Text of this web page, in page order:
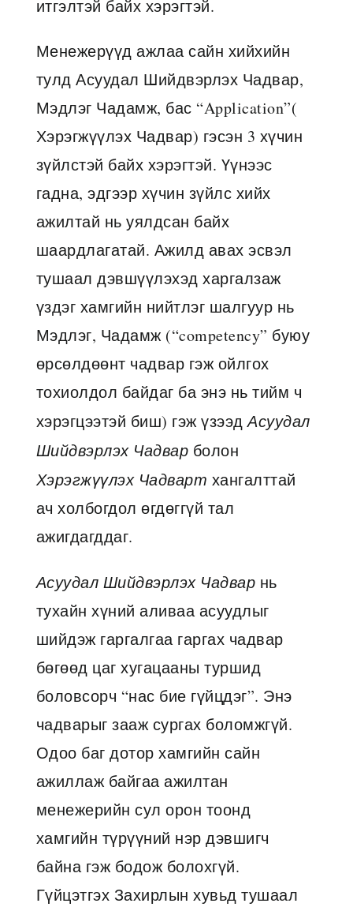
итгэлтэй байх хэрэгтэй.
Менежерүүд ажлаа сайн хийхийн
тулд Асуудал Шийдвэрлэх Чадвар,
Мэдлэг Чадамж, бас “Application”(
Хэрэгжүүлэх Чадвар) гэсэн 3 хүчин
зүйлстэй байх хэрэгтэй. Үүнээс
гадна, эдгээр хүчин зүйлс хийх
ажилтай нь уялдсан байх
шаардлагатай. Ажилд авах эсвэл
тушаал дэвшүүлэхэд харгалзаж
үздэг хамгийн нийтлэг шалгуур нь
Мэдлэг, Чадамж (“competency” буюу
өрсөлдөөнт чадвар гэж ойлгох
тохиолдол байдаг ба энэ нь тийм ч
хэрэгцээтэй биш) гэж үзээдАсуудал
Шийдвэрлэх Чадвар болон
Хэрэгжүүлэх Чадварт хангалттай
ач холбогдол өгдөггүй тал
ажигдагддаг.
Асуудал Шийдвэрлэх Чадвар нь
тухайн хүний аливаа асуудлыг
шийдэж гаргалгаа гаргах чадвар
бөгөөд цаг хугацааны туршид
боловсорч “нас бие гүйцдэг”. Энэ
чадварыг зааж сургах боломжгүй.
Одоо баг дотор хамгийн сайн
ажиллаж байгаа ажилтан
менежерийн сул орон тоонд
хамгийн түрүүний нэр дэвшигч
байна гэж бодож болохгүй.
Гүйцэтгэх Захирлын хувьд тушаал